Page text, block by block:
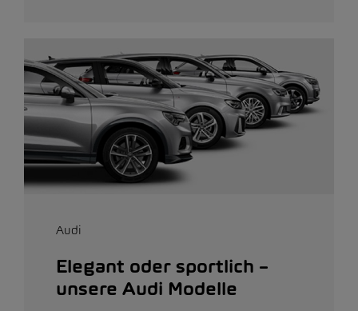
Audi
Elegant oder sportlich –
unsere Audi Modelle